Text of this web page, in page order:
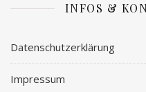
INFOS &
Datenschutzerklärung
Impressum